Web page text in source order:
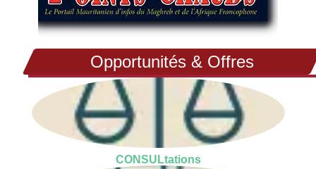
Opportunités & Offres
CONSULtations